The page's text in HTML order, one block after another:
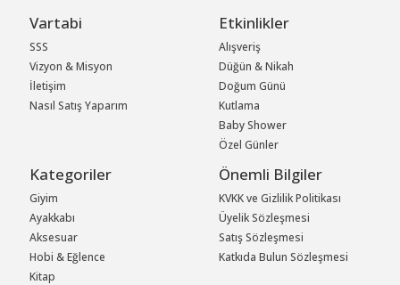
Vartabi
SSS
Vizyon & Misyon
İletişim
Nasıl Satış Yaparım
Etkinlikler
Alışveriş
Düğün & Nikah
Doğum Günü
Kutlama
Baby Shower
Özel Günler
Kategoriler
Giyim
Ayakkabı
Aksesuar
Hobi & Eğlence
Kitap
Önemli Bilgiler
KVKK ve Gizlilik Politikası
Üyelik Sözleşmesi
Satış Sözleşmesi
Katkıda Bulun Sözleşmesi